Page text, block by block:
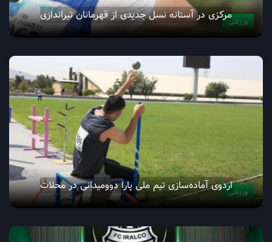
ورزشیمرکزی در آستانه نسل جدیدی از قهرمانان تیراندازی
ورزشیاردوی آماده‌سازی تیم ملی پارا دوومیدانی در محلات